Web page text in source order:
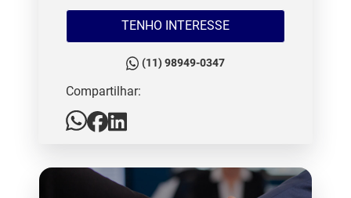
TENHO INTERESSE
(11) 98949-0347
Compartilhar: